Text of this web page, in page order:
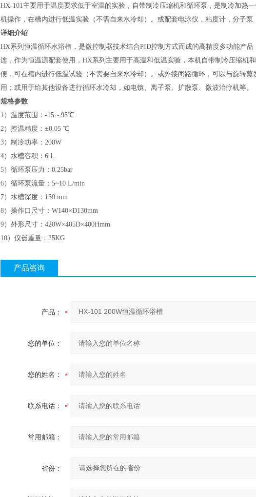
HX-101主要用于温度要求低于室温的实验，自带制冷压缩机和循环泵，是制冷加热
机操作，在槽内进行低温实验（不需自来水冷却）。或配套电泳仪，粘度计，分子泵
详细介绍
HX系列恒温循环水浴槽，是微控制器技术结合PID控制方式而成的高精度多功能产
连，作为恒温源配套使用，HX系列主要用于高温和低温实验，本机自带制冷压缩机
便，可在槽内进行低温试验（不需要自来水冷却）。或外接闭路循环，可以与旋转
用；或用于给其他设备进行循环水冷却，如电镜、离子泵、扩散泵、微波治疗机等。
规格参数
1）温度范围：-15～95℃
2）控温精度：±0.05 ℃
3）制冷功率：200W
4）水槽容积：6 L
5）循环泵压力：0.25bar
6）循环泵流量：5~10 L/min
7）水槽深度：150 mm
8）操作口尺寸：W140×D130mm
9）外形尺寸：420W×405D×400Hmm
10）仪器重量：25KG
产品咨询
产品：
您的单位：
您的姓名：
联系电话：
常用邮箱：
省份：